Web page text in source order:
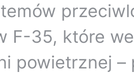
F-35, które
powietrznej –